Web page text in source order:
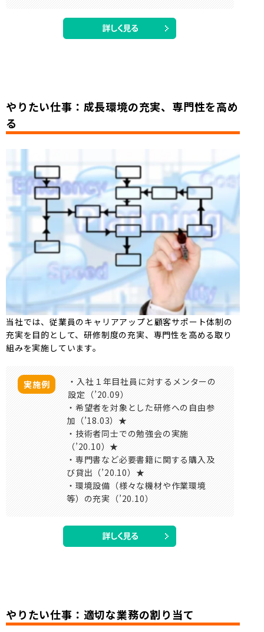
やりたい仕事：成長環境の充実、専門性を高め
る
当社では、従業員のキャリアアップと顧客サポート体制の
充実を目的として、研修制度の充実、専門性を高める取り
組みを実施しています。
実施例
・入社１年目社員に対するメンターの
設定（’20.09）
・希望者を対象とした研修への自由参
加（’18.03）★
・技術者同士での勉強会の実施
（’20.10）★
・専門書など必要書籍に関する購入及
び貸出（’20.10）★
・環境設備（様々な機材や作業環境
等）の充実（’20.10）
やりたい仕事：適切な業務の割り当て